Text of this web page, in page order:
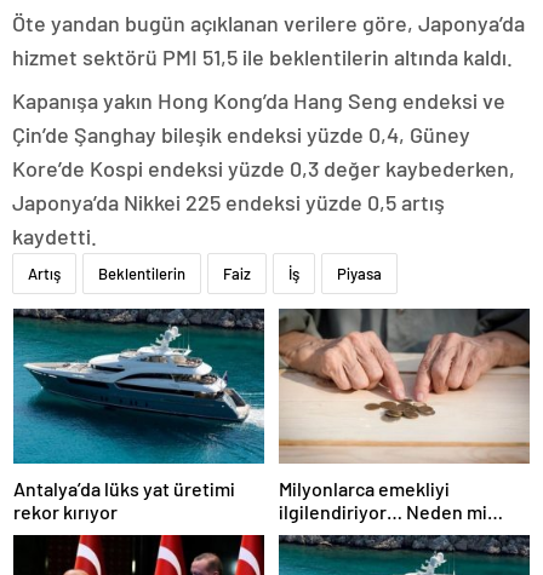
Öte yandan bugün açıklanan verilere göre, Japonya’da
hizmet sektörü PMI 51,5 ile beklentilerin altında kaldı.
Kapanışa yakın Hong Kong’da Hang Seng endeksi ve
Çin’de Şanghay bileşik endeksi yüzde 0,4, Güney
Kore’de Kospi endeksi yüzde 0,3 değer kaybederken,
Japonya’da Nikkei 225 endeksi yüzde 0,5 artış
kaydetti.
Artış Beklentilerin Faiz İş Piyasa
Antalya’da lüks yat üretimi
rekor kırıyor
Milyonlarca emekliyi
ilgilendiriyor… Neden mi
düşük maaş alıyorsunuz?
Uzmanlar anlattı